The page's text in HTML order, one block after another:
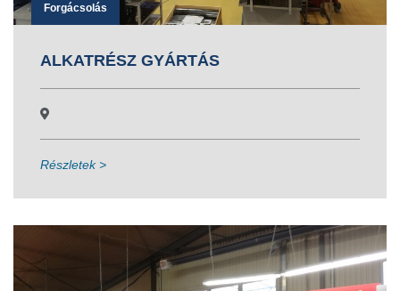
Forgácsolás
ALKATRÉSZ GYÁRTÁS
Részletek >